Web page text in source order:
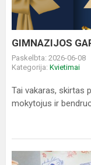
GIMNAZIJOS
Paskelbta: 2026-06-08
Kategorija: Kvietimai
Tai vakaras, skirtas
mokytojus ir
Pasirašyta